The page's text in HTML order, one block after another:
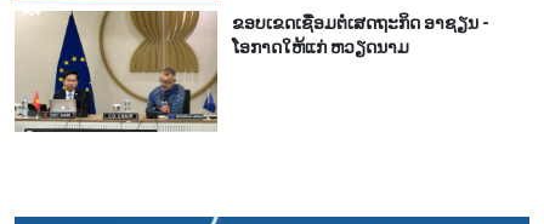
ຂອບເຂດເຊື່ອມຕໍ່ເສດຖະກິດ ອາຊຽນ -
ໂອກາດໃຫ້ແກ່ ຫວຽດນາມ